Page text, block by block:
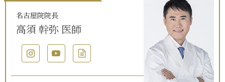
名古屋院院長
高須 幹弥 医師